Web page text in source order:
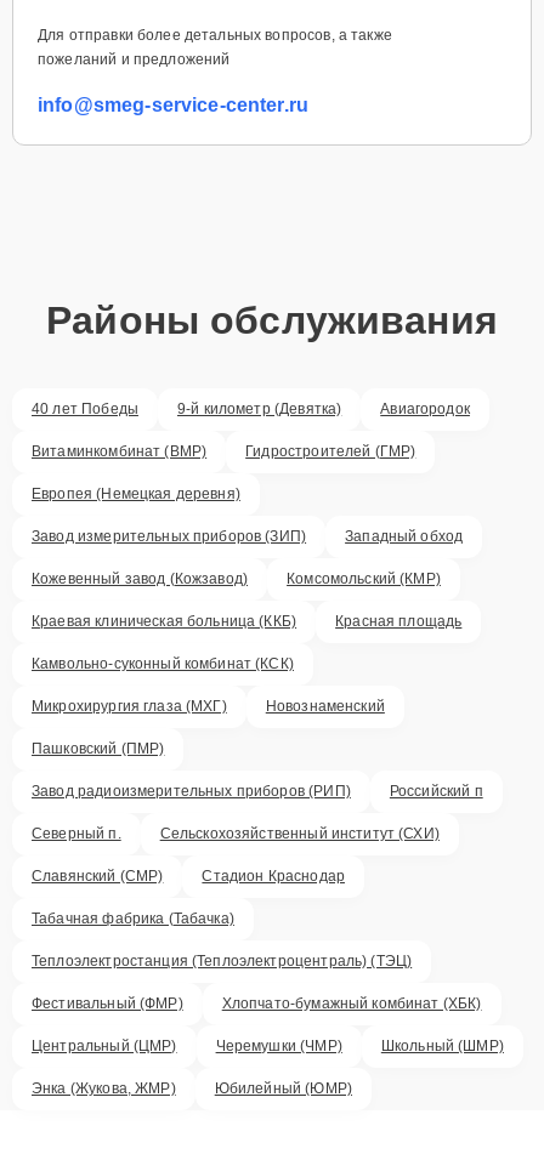
Для отправки более детальных вопросов, а также
пожеланий и предложений
info@smeg-service-center.ru
Районы обслуживания
40 лет Победы 9-й километр (Девятка) Авиагородок
Витаминкомбинат (ВМР) Гидростроителей (ГМР)
Европея (Немецкая деревня)
Завод измерительных приборов (ЗИП) Западный обход
Кожевенный завод (Кожзавод) Комсомольский (КМР)
Краевая клиническая больница (ККБ) Красная площадь
Камвольно-суконный комбинат (КСК)
Микрохирургия глаза (МХГ) Новознаменский
Пашковский (ПМР)
Завод радиоизмерительных приборов (РИП) Российский п
Северный п. Сельскохозяйственный институт (СХИ)
Славянский (СМР) Стадион Краснодар
Табачная фабрика (Табачка)
Теплоэлектростанция (Теплоэлектроцентраль) (ТЭЦ)
Фестивальный (ФМР) Хлопчато-бумажный комбинат (ХБК)
Центральный (ЦМР) Черемушки (ЧМР) Школьный (ШМР)
Энка (Жукова, ЖМР) Юбилейный (ЮМР)